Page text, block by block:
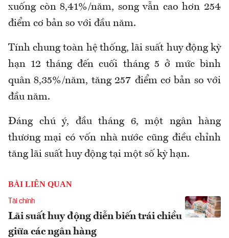
xuống còn 8,41%/năm, song vẫn cao hơn 254
điểm cơ bản so với đầu năm.
Tính chung toàn hệ thống, lãi suất huy động kỳ
hạn 12 tháng đến cuối tháng 5 ở mức bình
quân 8,35%/năm, tăng 257 điểm cơ bản so với
đầu năm.
Đáng chú ý, đầu tháng 6, một ngân hàng
thương mại có vốn nhà nước cũng điều chỉnh
tăng lãi suất huy động tại một số kỳ hạn.
BÀI LIÊN QUAN
Tài chính
Lãi suất huy động diễn biến trái chiều
giữa các ngân hàng